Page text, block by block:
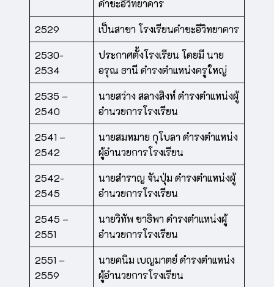
คำชะอีวิทยาคาร
2529
เป็นสาขา โรงเรียนคำชะอีวิทยาคาร
2530-
2534
ประกาศตั้งโรงเรียน โดยมี นาย
อรุณ ธานี ดำรงตำแหน่งครูใหญ่
2535 –
2540
นายสว่าง สลางสิงห์ ดำรงตำแหน่งผู้
อำนวยการโรงเรียน
2541 –
2542
นายสมหมาย กุโบลา ดำรงตำแหน่ง
ผู้อำนวยการโรงเรียน
2542-
2545
นายสำราญ จันปุ่ม ดำรงตำแหน่งผู้
อำนวยการโรงเรียน
2545 –
2551
นายวิทัพ ชาธิพา ดำรงตำแหน่งผู้
อำนวยการโรงเรียน
2551 –
2559
นายคนิม เบญมาตย์ ดำรงตำแหน่ง
ผู้อำนวยการโรงเรียน